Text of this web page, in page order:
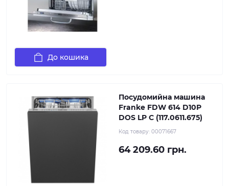
До кошика
Посудомийна машина
Franke FDW 614 D10P
DOS LP C (117.0611.675)
Код товару: 00071667
64 209.60 грн.